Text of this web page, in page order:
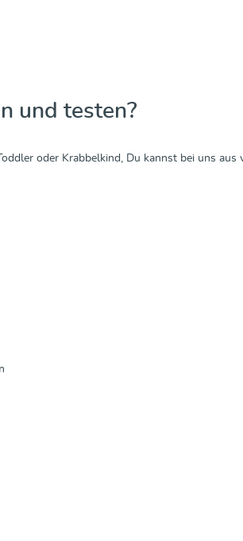
und testen?
oder Krabbelkind, Du kannst bei uns